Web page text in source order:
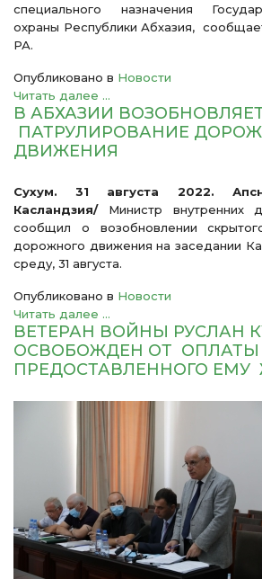
специального назначения
охраны Республики Абхазия,
РА.
Опубликовано в Новости
Читать далее ...
В АБХАЗИИ
ПАТРУЛИРОВАНИЕ
ДВИЖЕНИЯ
Сухум. 31 августа 2022.
Касландзия/ Министр внутренних
сообщил о возобновлении
дорожного движения на заседании
среду, 31 августа.
Опубликовано в Новости
Читать далее ...
ВЕТЕРАН ВОЙНЫ РУСЛАН
ОСВОБОЖДЕН ОТ
ПРЕДОСТАВЛЕННОГО ЕМУ